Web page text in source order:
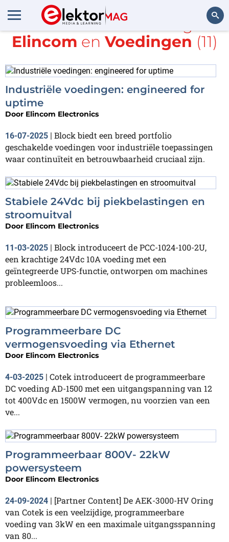
Zoeken
Alle items met de tags
Elincom en Voedingen (11)
Industriële voedingen: engineered for
uptime
Door Elincom Electronics
16-07-2025 | Block biedt een breed portfolio
geschakelde voedingen voor industriële toepassingen
waar continuïteit en betrouwbaarheid cruciaal zijn.
Stabiele 24Vdc bij piekbelastingen en
stroomuitval
Door Elincom Electronics
11-03-2025 | Block introduceert de PCC-1024-100-2U,
een krachtige 24Vdc 10A voeding met een
geïntegreerde UPS-functie, ontworpen om machines
probleemloos...
Programmeerbare DC
vermogensvoeding via Ethernet
Door Elincom Electronics
4-03-2025
Cotek introduceert de programmeerbare
DC voeding AD-1500 met een uitgangspanning van 12
tot 400Vdc en 1500W vermogen, nu voorzien van een
ve...
Programmeerbaar 800V- 22kW
powersysteem
Door Elincom Electronics
24-09-2024 | [Partner Content] De AEK-3000-HV Oring
van Cotek is een veelzijdige, programmeerbare
voeding van 3kW en een maximale uitgangsspanning
van 80...